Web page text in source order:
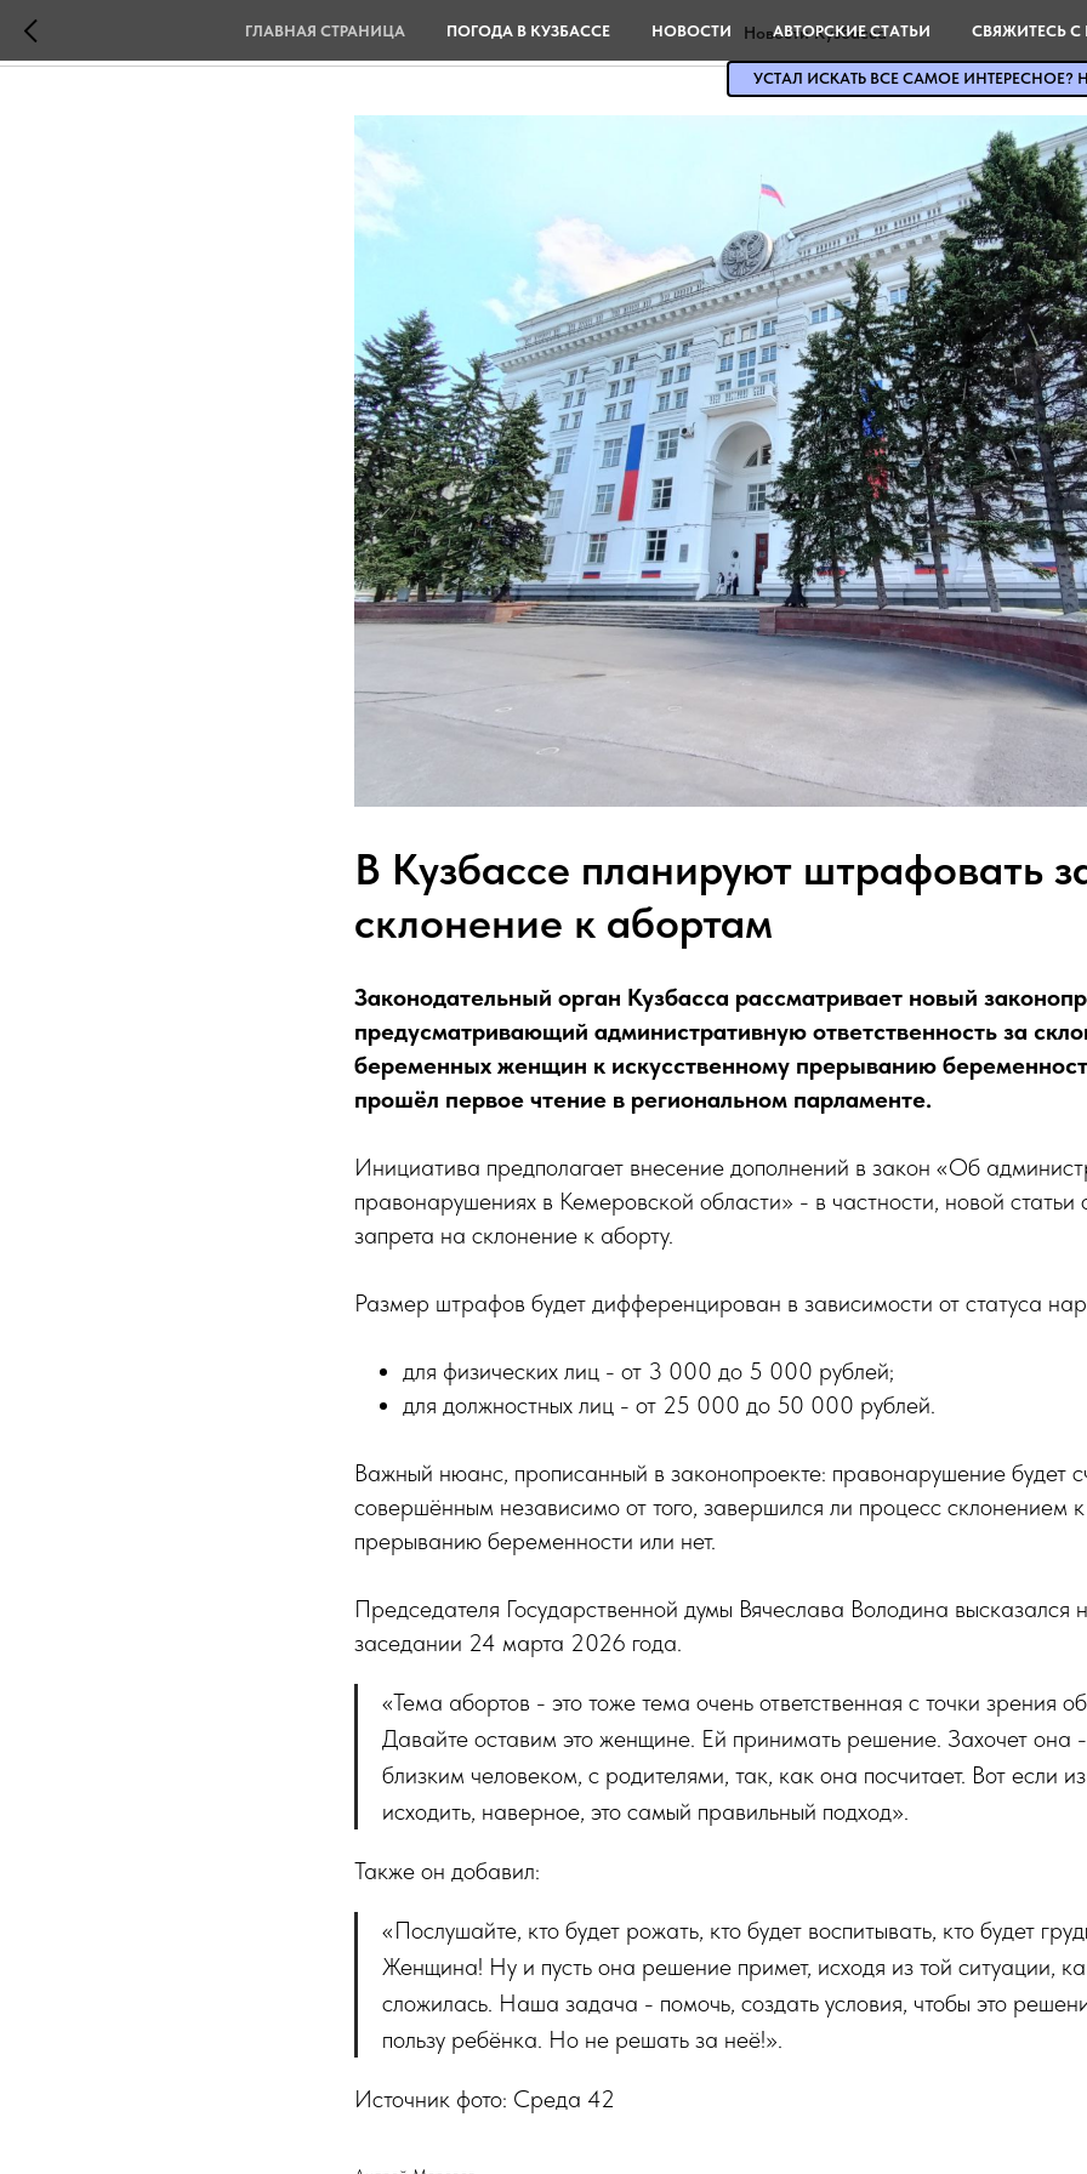
Новости Кузбасса
В Кузбассе планируют штрафовать
склонение к абортам
Законодательный орган Кузбасса рассматривает новый
предусматривающий административную ответственность за
беременных женщин к искусственному прерыванию
прошёл первое чтение в региональном парламенте.
Инициатива предполагает внесение дополнений в закон «Об
правонарушениях в Кемеровской области» - в частности, новой
запрета на склонение к аборту.
Размер штрафов будет дифференцирован в зависимости от статуса
для физических лиц - от 3 000 до 5 000 рублей;
для должностных лиц - от 25 000 до 50 000 рублей.
Важный нюанс, прописанный в законопроекте: правонарушение будет
совершённым независимо от того, завершился ли процесс склонением
прерыванию беременности или нет.
Председателя Государственной думы Вячеслава Володина высказался
заседании 24 марта 2026 года.
«Тема абортов - это тоже тема очень ответственная с точки зрения
Давайте оставим это женщине. Ей принимать решение. Захочет она -
близким человеком, с родителями, так, как она посчитает. Вот если
исходить, наверное, это самый правильный подход».
Также он добавил:
«Послушайте, кто будет рожать, кто будет воспитывать, кто будет
Женщина! Ну и пусть она решение примет, исходя из той ситуации,
сложилась. Наша задача - помочь, создать условия, чтобы это
пользу ребёнка. Но не решать за неё!».
Источник фото: Среда 42
ГЛАВНАЯ СТРАНИЦА ПОГОДА В КУЗБАССЕ НОВОСТИ АВТОРСКИЕ СТАТЬИ СВЯЖИТЕСЬ
УСТАЛ ИСКАТЬ ВСЕ САМОЕ ИНТЕРЕСНОЕ?